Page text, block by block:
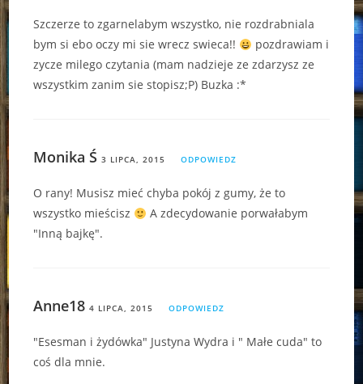
Szczerze to zgarnelabym wszystko, nie rozdrabniala
bym si ebo oczy mi sie wrecz swieca!!
pozdrawiam i
zycze milego czytania (mam nadzieje ze zdarzysz ze
wszystkim zanim sie stopisz;P) Buzka :*
Monika Ś 3 LIPCA, 2015 ODPOWIEDZ
O rany! Musisz mieć chyba pokój z gumy, że to
wszystko mieścisz
A zdecydowanie porwałabym
"Inną bajkę".
Anne18 4 LIPCA, 2015 ODPOWIEDZ
"Esesman i żydówka" Justyna Wydra i " Małe cuda" to
coś dla mnie.